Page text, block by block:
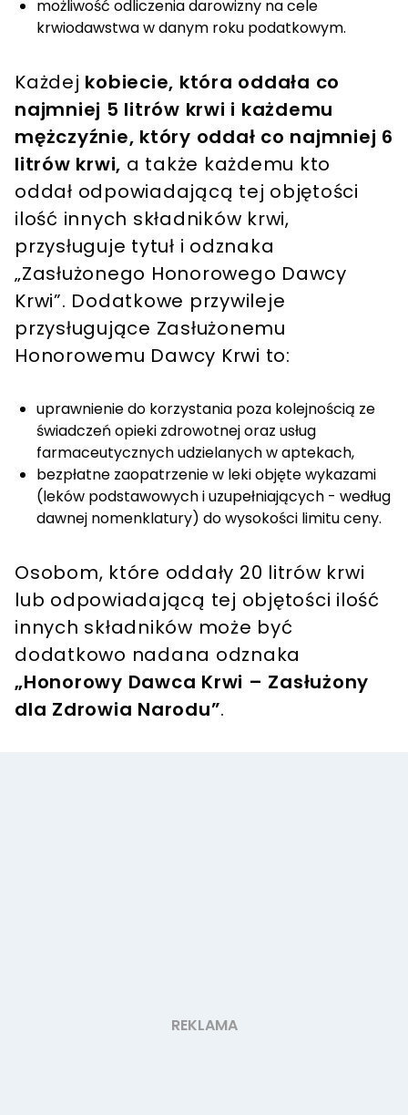
możliwość odliczenia darowizny na cele
krwiodawstwa w danym roku podatkowym.
Każdej kobiecie, która oddała co
najmniej 5 litrów krwi i każdemu
mężczyźnie, który oddał co najmniej 6
litrów krwi, a także każdemu kto
oddał odpowiadającą tej objętości
ilość innych składników krwi,
przysługuje tytuł i odznaka
„Zasłużonego Honorowego Dawcy
Krwi”. Dodatkowe przywileje
przysługujące Zasłużonemu
Honorowemu Dawcy Krwi to:
uprawnienie do korzystania poza kolejnością ze
świadczeń opieki zdrowotnej oraz usług
farmaceutycznych udzielanych w aptekach,
bezpłatne zaopatrzenie w leki objęte wykazami
(leków podstawowych i uzupełniających - według
dawnej nomenklatury) do wysokości limitu ceny.
Osobom, które oddały 20 litrów krwi
lub odpowiadającą tej objętości ilość
innych składników może być
dodatkowo nadana odznaka
„Honorowy Dawca Krwi – Zasłużony
dla Zdrowia Narodu”.